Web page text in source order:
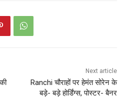
Next article
Ranchi चौराहों पर हेमंत सोरेन के
बड़े- बड़े होर्डिंग्स, पोस्टर- बैनर